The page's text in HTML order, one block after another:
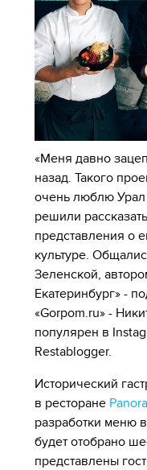
«Меня давно
назад. Такого
очень люблю Урал
решили
представления о
культуре.
Зеленской,
Екатеринбург» -
«Gorpom.ru» -
популярен в
Restablogger.
Исторический
в ресторане
разработки меню
будет отобрано
представлены